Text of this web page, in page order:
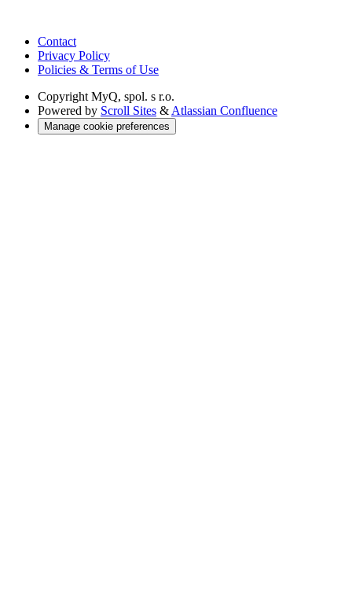
Contact
Privacy Policy
Policies & Terms of Use
Copyright MyQ, spol. s r.o.
Powered by Scroll Sites & Atlassian Confluence
Manage cookie preferences